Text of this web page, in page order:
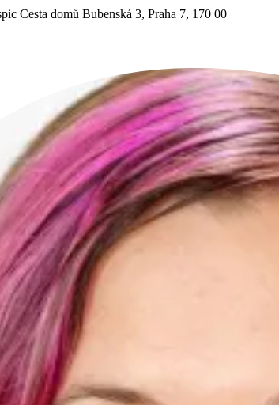
Cesta domů Bubenská 3, Praha 7, 170 00